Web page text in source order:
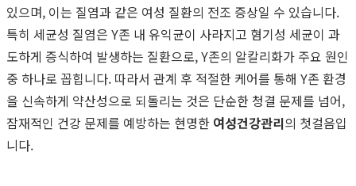
있으며, 이는 질염과 같은 여성 질환의 전조 증상일 수 있습니다.
특히 세균성 질염은 Y존 내 유익균이 사라지고 혐기성 세균이 과
도하게 증식하여 발생하는 질환으로, Y존의 알칼리화가 주요 원인
중 하나로 꼽힙니다. 따라서 관계 후 적절한 케어를 통해 Y존 환경
을 신속하게 약산성으로 되돌리는 것은 단순한 청결 문제를 넘어,
잠재적인 건강 문제를 예방하는 현명한 여성건강관리의 첫걸음입
니다.